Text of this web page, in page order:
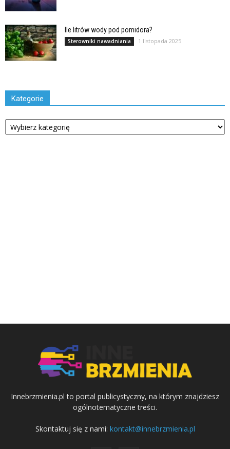
Ile litrów wody pod pomidora?
Sterowniki nawadniania 1 listopada 2025
Kategorie
Kategorie
Innebrzmienia.pl to portal publicystyczny, na którym znajdziesz
ogólnotematyczne treści.
Skontaktuj się z nami: kontakt@innebrzmienia.pl